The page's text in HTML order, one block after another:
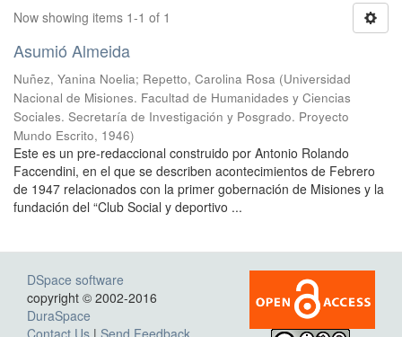
Now showing items 1-1 of 1
Asumió Almeida
Nuñez, Yanina Noelia; Repetto, Carolina Rosa (Universidad
Nacional de Misiones. Facultad de Humanidades y Ciencias
Sociales. Secretaría de Investigación y Posgrado. Proyecto
Mundo Escrito, 1946)
Este es un pre-redaccional construido por Antonio Rolando
Faccendini, en el que se describen acontecimientos de Febrero
de 1947 relacionados con la primer gobernación de Misiones y la
fundación del “Club Social y deportivo ...
DSpace software
copyright © 2002-2016
DuraSpace
Contact Us | Send Feedback